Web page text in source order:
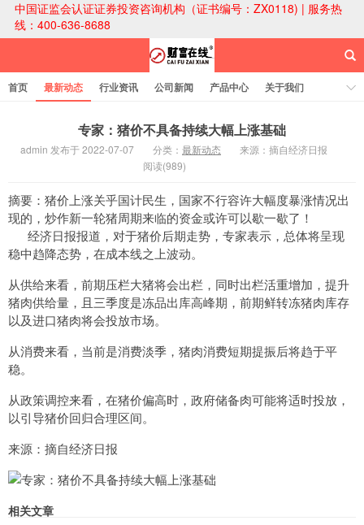
中国证监会认证证券投资咨询机构（证书编号：ZX0118) | 服务热
线：400-636-8688
财富在线科技
首页 最新动态 行业资讯 公司新闻 产品中心
关于我们
专家：猪价不具备持续大幅上涨基础
admin 发布于 2022-07-07 分类： 最新动态
来源：摘自经济日报
阅读(989)
摘要：猪价上涨关乎国计民生，国家不行容许大幅度暴涨情况出
现的，炒作新一轮猪周期来临的资金或许可以歇一歇了！
经济日报报道，对于猪价后期走势，专家表示，总体将呈现
稳中趋降态势，在成本线之上波动。
从供给来看，前期压栏大猪将会出栏，同时出栏活重增加，提升
猪肉供给量，且三季度是冻品出库高峰期，前期鲜转冻猪肉库存
以及进口猪肉将会投放市场。
从消费来看，当前是消费淡季，猪肉消费短期提振后将趋于平
稳。
从政策调控来看，在猪价偏高时，政府储备肉可能将适时投放，
以引导猪价回归合理区间。
来源：摘自经济日报
相关文章